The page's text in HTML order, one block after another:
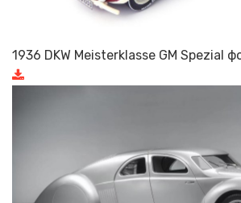
1936 DKW Meisterklasse GM Spezial